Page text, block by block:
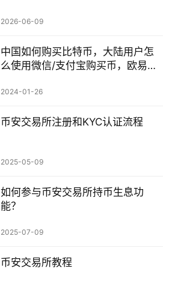
2026-06-09
中国如何购买比特币，大陆用户怎
么使用微信/支付宝购买币，欧易比
2024-01-26
币安交易所注册和KYC认证流程
2025-05-09
如何参与币安交易所持币生息功
能？
2025-07-09
币安交易所教程